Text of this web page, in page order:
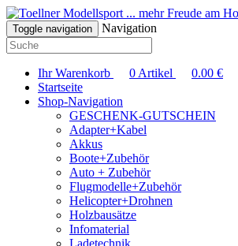
... mehr Freude am
Toggle navigation Navigation
Ihr Warenkorb 0 Artikel 0.00 €
Startseite
Shop-Navigation
GESCHENK-GUTSCHEIN
Adapter+Kabel
Akkus
Boote+Zubehör
Auto + Zubehör
Flugmodelle+Zubehör
Helicopter+Drohnen
Holzbausätze
Infomaterial
Ladetechnik